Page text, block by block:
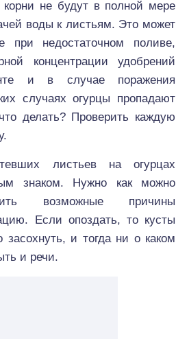
корни не будут в полной мере
воды к листьям. Это может
при недостаточном поливе,
концентрации удобрений
и в случае поражения
случаях огурцы пропадают
делать? Проверить каждую
листьев на огурцах
знаком. Нужно как можно
возможные причины
Если опоздать, то кусты
засохнуть, и тогда ни о каком
и речи.